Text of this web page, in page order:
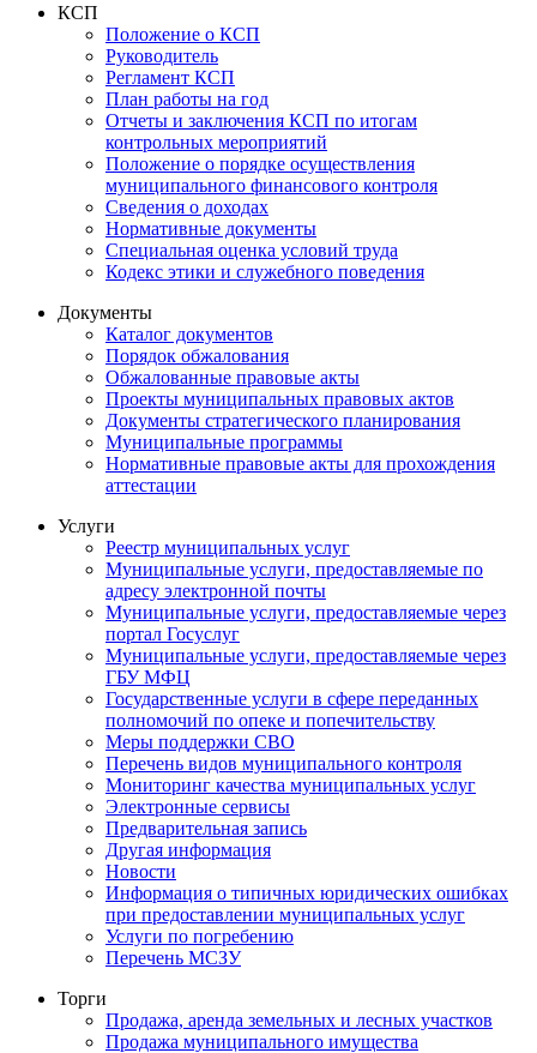
КСП
Положение о КСП
Руководитель
Регламент КСП
План работы на год
Отчеты и заключения КСП по итогам
контрольных мероприятий
Положение о порядке осуществления
муниципального финансового контроля
Сведения о доходах
Нормативные документы
Специальная оценка условий труда
Кодекс этики и служебного поведения
Документы
Каталог документов
Порядок обжалования
Обжалованные правовые акты
Проекты муниципальных правовых актов
Документы стратегического планирования
Муниципальные программы
Нормативные правовые акты для прохождения
аттестации
Услуги
Реестр муниципальных услуг
Муниципальные услуги, предоставляемые по
адресу электронной почты
Муниципальные услуги, предоставляемые через
портал Госуслуг
Муниципальные услуги, предоставляемые через
ГБУ МФЦ
Государственные услуги в сфере переданных
полномочий по опеке и попечительству
Меры поддержки СВО
Перечень видов муниципального контроля
Мониторинг качества муниципальных услуг
Электронные сервисы
Предварительная запись
Другая информация
Новости
Информация о типичных юридических ошибках
при предоставлении муниципальных услуг
Услуги по погребению
Перечень МСЗУ
Торги
Продажа, аренда земельных и лесных участков
Продажа муниципального имущества